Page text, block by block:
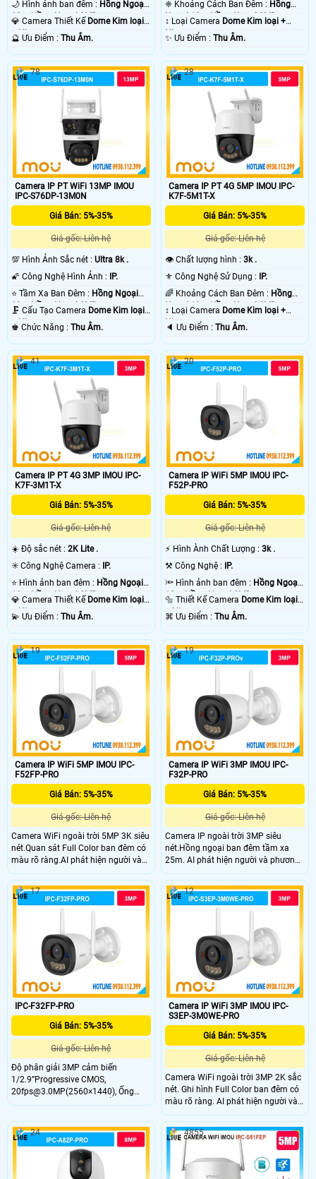
🌙 Hình ảnh ban đêm : Hồng Ngoại
10m Hồng Ngoại SMD.
💎 Camera Thiết Kế Dome Kim loại
+ Nhựa.
️🔮 Ưu Điểm : Thu Âm.
❈ Khoảng Cách Ban Đêm : Hồng
Ngoại 10m Hồng Ngoại SMD.
↕️ Loại Camera Dome Kim loại +
Nhựa.
️✨ Ưu Điểm :Thu Âm.
Camera IP PT WiFi 13MP IMOU
IPC-S76DP-13M0N
Giá Bán: 5%-35%
Giá gốc: Liên hệ
💯 Hình Ảnh Sắc nét : Ultra 8k .
🌠 Công Nghệ Hình Ảnh :
IP.
⭐ Tầm Xa Ban Đêm : Hồng Ngoại
10m Hồng Ngoại SMD.
🗜️ Cấu Tạo Camera Dome Kim loại
+ Nhựa.
️♚ Chức Năng : Thu Âm.
78
Camera IP PT 4G 5MP IMOU IPC-
K7F-5M1T-X
Giá Bán: 5%-35%
Giá gốc: Liên hệ
👁 Chất lượng hình :3k .
⚜️ Công Nghệ Sử Dụng :
IP.
🌈 Khoảng Cách Ban Đêm : Hồng
Ngoại 10m Hồng Ngoại SMD.
↕️ Loại Camera Dome Kim loại +
Nhựa.
️🔈 Ưu Điểm :Thu Âm.
28
Camera IP PT 4G 3MP IMOU IPC-
K7F-3M1T-X
Giá Bán: 5%-35%
Giá gốc: Liên hệ
☀️ Độ sắc nét : 2K Lite .
✳️ Công Nghệ Camera :
IP.
⭐ Hình ảnh ban đêm : Hồng Ngoại
10m Hồng Ngoại SMD.
💎 Camera Thiết Kế Dome Kim loại
+ Nhựa.
️💫 Ưu Điểm : Thu Âm.
41
Camera IP WiFi 5MP IMOU IPC-
F52P-PRO
Giá Bán: 5%-35%
Giá gốc: Liên hệ
️⚡ Hình Ành Chất Lượng :3k .
⚒ Công Nghệ :
IP.
🔦 Hình ảnh ban đêm : Hồng Ngoại
10m Hồng Ngoại SMD.
🔩 Thiết Kế Camera Dome Kim loại
+ Nhựa.
️⌘ Ưu Điểm :Thu Âm.
20
Camera IP WiFi 5MP IMOU IPC-
F52FP-PRO
Giá Bán: 5%-35%
Giá gốc: Liên hệ
Camera WiFi ngoài trời 5MP 3K siêu
nét.Quan sát Full Color ban đêm có
màu rõ ràng.AI phát hiện người và
phương tiện chính xác.Tích hợp đèn
cảnh báo xanh đỏ chống đột nhập.
19
Camera IP WiFi 3MP IMOU IPC-
F32P-PRO
Giá Bán: 5%-35%
Giá gốc: Liên hệ
Camera IP ngoài trời 3MP siêu
nét.Hồng ngoại ban đêm tầm xa
25m. AI phát hiện người và phương
tiện thông minh.Cảnh báo đèn đỏ –
xanh tăng tính răn đe.
19
IPC-F32FP-PRO
Giá Bán: 5%-35%
Giá gốc: Liên hệ
Độ phân giải 3MP cảm biến
1/2.9”Progressive CMOS,
20fps@3.0MP(2560×1440), Ống
kính cố định 2.8mm, Chuẩn nén
chống ngược sáng HDR Tích hợp
mic,Hỗ trợ công nghệ thông minh:
Phát hiện chuyển động, phát hiện
con người. Hỗ trợ khe cắm thẻ nhớ
Micro SD lên đến 512GB
17
Camera IP WiFi 3MP IMOU IPC-
S3EP-3M0WE-PRO
Giá Bán: 5%-35%
Giá gốc: Liên hệ
Camera WiFi ngoài trời 3MP 2K sắc
nét. Ghi hình Full Color ban đêm có
màu rõ ràng. AI phát hiện người và
phương tiện chính xác. Báo động
chủ động bằng còi 110dB và đèn
chớp.
12
24 4855